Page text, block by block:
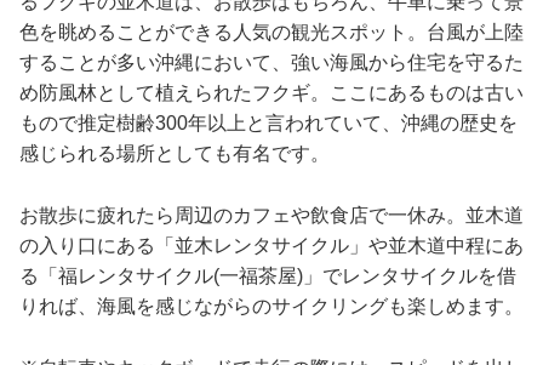
色を眺めることができる人気の観光スポット。台風が上陸
することが多い沖縄において、強い海風から住宅を守るた
め防風林として植えられたフクギ。ここにあるものは古い
もので推定樹齢300年以上と言われていて、沖縄の歴史を
感じられる場所としても有名です。
お散歩に疲れたら周辺のカフェや飲食店で一休み。並木道
の入り口にある「並木レンタサイクル」や並木道中程にあ
る「福レンタサイクル(一福茶屋)」でレンタサイクルを借
りれば、海風を感じながらのサイクリングも楽しめます。